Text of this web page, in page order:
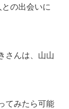
の出会いに
さんは、山山
てみたら可能